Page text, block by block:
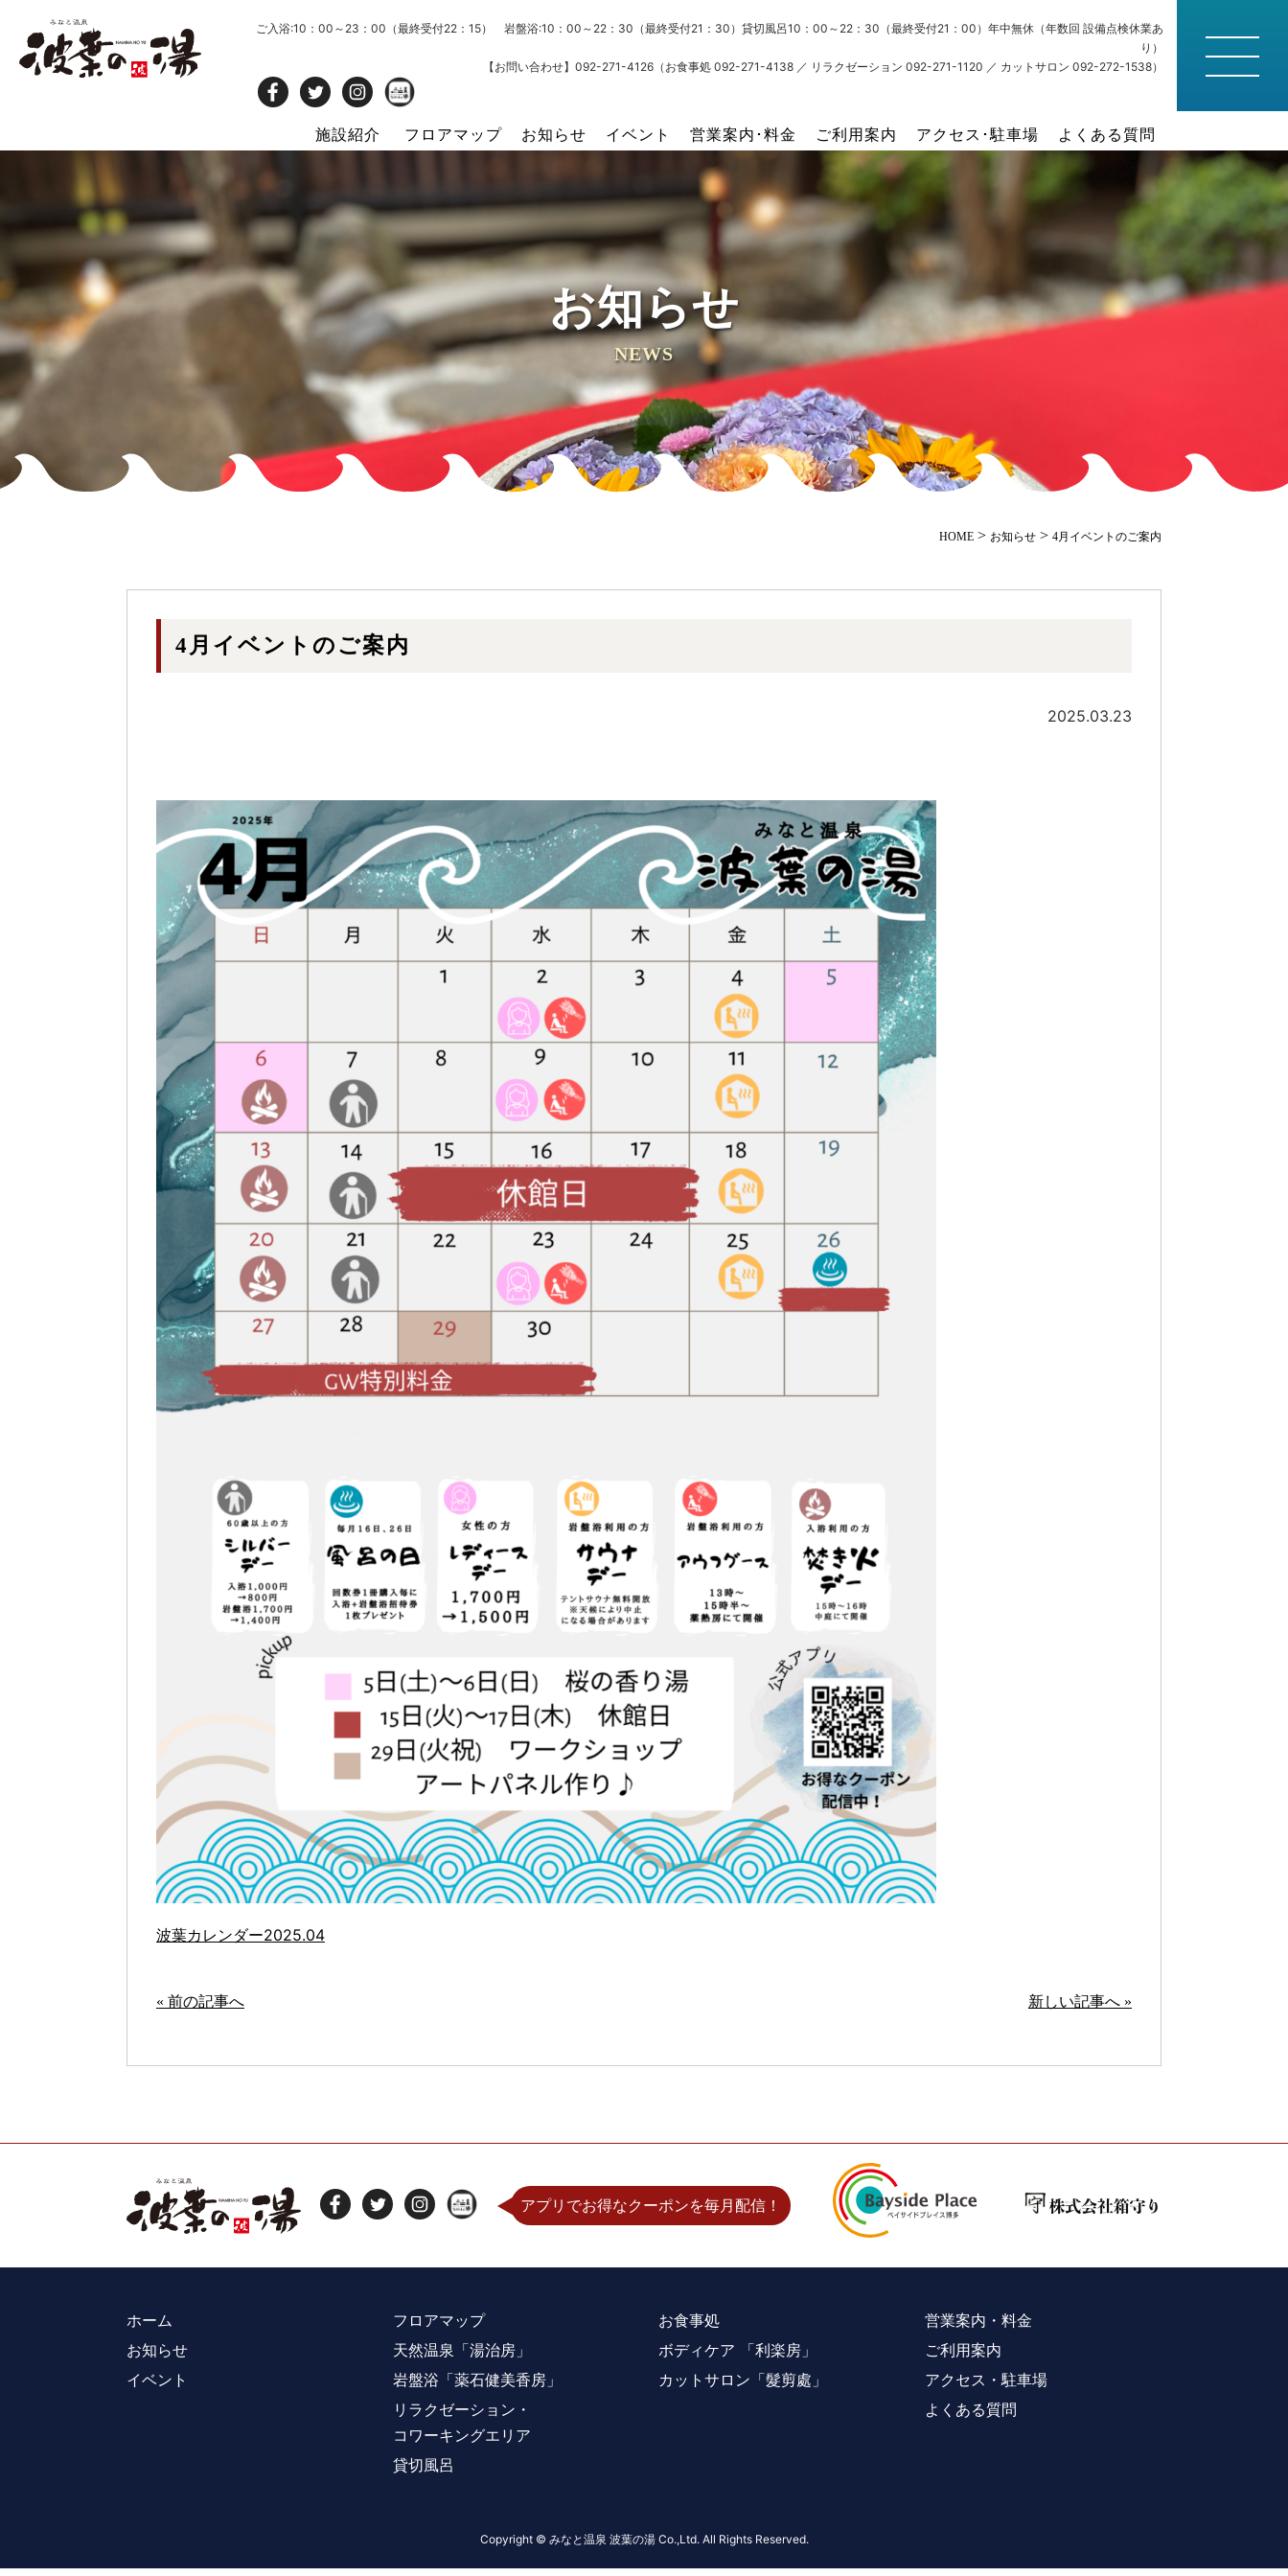
ご入浴:10：00～23：00（最終受付22：15） 岩盤浴:10：00～22：30（最終受付21：30）貸切風呂10：00～22：30（最終受付21：00）年中無休（年数回 設備点検休業あ
り）
【お問い合わせ】092-271-4126（お食事処 092-271-4138 ／ リラクゼーション 092-271-1120 ／ カットサロン 092-272-1538）
施設紹介 フロアマップ お知らせ イベント 営業案内･料金 ご利用案内 アクセス･駐車場 よくある質問
お知らせ
NEWS
HOME > お知らせ > 4月イベントのご案内
4月イベントのご案内
2025.03.23
波葉カレンダー2025.04
« 前の記事へ 新しい記事へ »
アプリでお得なクーポンを毎月配信！
ホーム
お知らせ
イベント
フロアマップ
天然温泉「湯治房」
岩盤浴「薬石健美香房」
リラクゼーション・
コワーキングエリア
貸切風呂
お食事処
ボディケア 「利楽房」
カットサロン「髮剪處」
営業案内・料金
ご利用案内
アクセス・駐車場
よくある質問
Copyright © みなと温泉 波葉の湯 Co.,Ltd. All Rights Reserved.